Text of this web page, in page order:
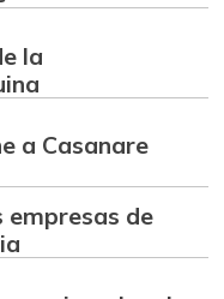
$ 5.583,00
$ 3.801,00
$ 8.425,00
+2,43%
la
a Casanare
de